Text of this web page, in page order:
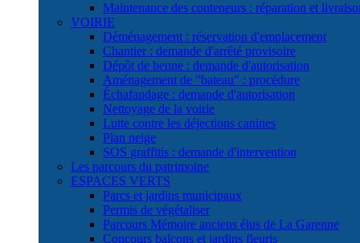
Maintenance des conteneurs : réparation et
VOIRIE
Déménagement : réservation d'emplacement
Chantier : demande d'arrêté provisoire
Dépôt de benne : demande d'autorisation
Aménagement de "bateau" : procédure
Échafaudage : demande d'autorisation
Nettoyage de la voirie
Lutte contre les déjections canines
Plan neige
SOS graffitis : demande d'intervention
Les parcours du patrimoine
ESPACES VERTS
Parcs et jardins municipaux
Permis de végétaliser
Parcours Mémoire anciens élus de La Garenne
Concours balcons et jardins fleuris